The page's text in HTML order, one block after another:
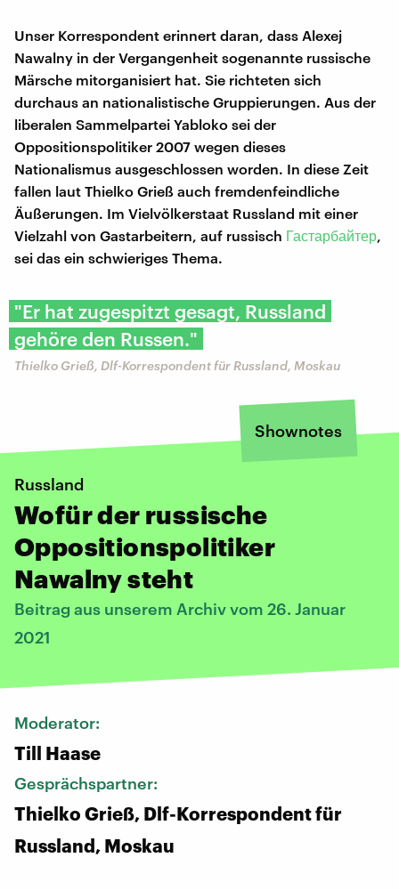
Unser Korrespondent erinnert daran, dass Alexej
Nawalny in der Vergangenheit sogenannte russische
Märsche mitorganisiert hat. Sie richteten sich
durchaus an nationalistische Gruppierungen. Aus der
liberalen Sammelpartei Yabloko sei der
Oppositionspolitiker 2007 wegen dieses
Nationalismus ausgeschlossen worden. In diese Zeit
fallen laut Thielko Grieß auch fremdenfeindliche
Äußerungen. Im Vielvölkerstaat Russland mit einer
Vielzahl von Gastarbeitern, auf russisch Гастарбайтер
sei das ein schwieriges Thema.
"Er hat zugespitzt gesagt, Russland
gehöre den Russen."
Thielko Grieß, Dlf-Korrespondent für Russland, Moskau
Shownotes
Russland
Wofür der russische
Oppositionspolitiker
Nawalny steht
Beitrag aus unserem Archiv vom 26. Januar
2021
Moderator:
Till Haase
Gesprächspartner:
Thielko Grieß, Dlf-Korrespondent für
Russland, Moskau